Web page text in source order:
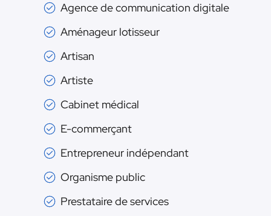
Agence de communication digitale
Aménageur lotisseur
Artisan
Artiste
Cabinet médical
E-commerçant
Entrepreneur indépendant
Organisme public
Prestataire de services